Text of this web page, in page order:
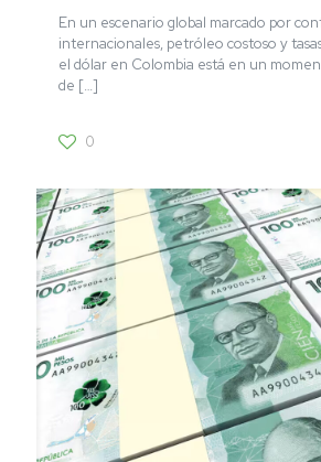
En un escenario global marcado por
internacionales, petróleo costoso y
el dólar en Colombia está en un
de […]
0